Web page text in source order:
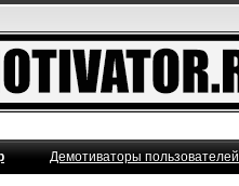
Демотиваторы